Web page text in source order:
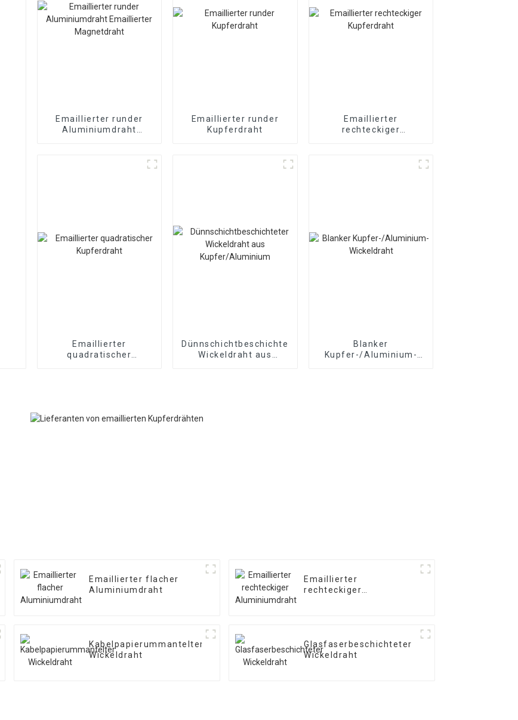
Emaillierter runder
Aluminiumdraht
Emaillierter runder
Kupferdraht
Emaillierter
rechteckiger
Emaillierter
quadratischer
Dünnschichtbeschichteter
Wickeldraht aus
Blanker
Kupfer-/Aluminium-
Emaillierter flacher
Aluminiumdraht
Emaillierter
rechteckiger
Kabelpapierummantelter
Wickeldraht
Glasfaserbeschichteter
Wickeldraht